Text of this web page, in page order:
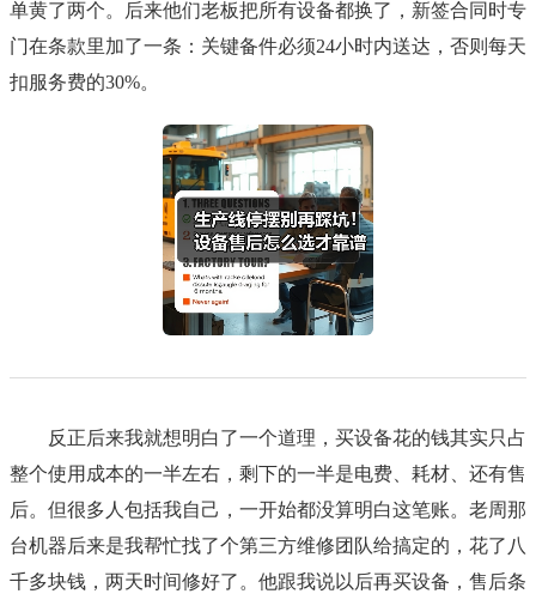
单黄了两个。后来他们老板把所有设备都换了，新签合同时专
门在条款里加了一条：关键备件必须24小时内送达，否则每天
扣服务费的30%。
反正后来我就想明白了一个道理，买设备花的钱其实只占
整个使用成本的一半左右，剩下的一半是电费、耗材、还有售
后。但很多人包括我自己，一开始都没算明白这笔账。老周那
台机器后来是我帮忙找了个第三方维修团队给搞定的，花了八
千多块钱，两天时间修好了。他跟我说以后再买设备，售后条